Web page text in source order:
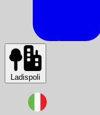
Ladispoli